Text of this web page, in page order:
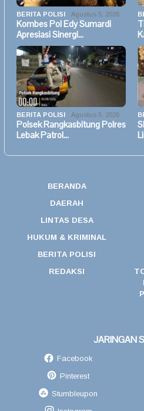
BERITA POLISI Agustus 5, 2026
Kombes Pol Edy Sumardi
Apresiasi Sinergi…
BERITA POLISI Agustus 5, 2026
Polsek Rangkasbitung Polres
Lebak Patrol…
BERANDA
DAERAH
LINTAS DESA
HUKUM & KRIMINAL
BERITA POLISI
REDAKSI
JARINGAN
Facebook
Pinterest
Stumbleupon